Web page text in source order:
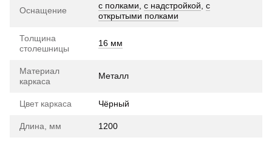
Оснащение с полками с надстройкой с
открытыми полками
Толщина
столешницы
16 мм
Материал
каркаса
Металл
Цвет каркаса Чёрный
Длина, мм 1200